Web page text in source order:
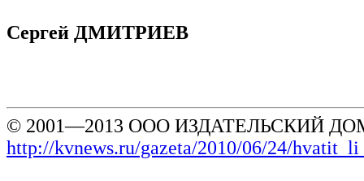
Сергей ДМИТРИЕВ
© 2001—2013 ООО ИЗДАТЕЛЬСКИЙ
http://kvnews.ru/gazeta/2010/06/24/